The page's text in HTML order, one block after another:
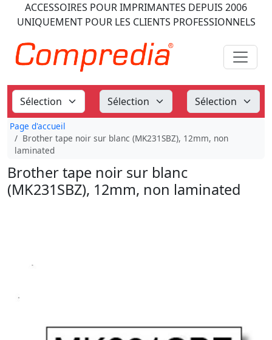
ACCESSOIRES POUR IMPRIMANTES DEPUIS 2006
UNIQUEMENT POUR LES CLIENTS PROFESSIONNELS
Page d'accueil
Brother tape noir sur blanc (MK231SBZ), 12mm, non
laminated
Brother tape noir sur blanc
(MK231SBZ), 12mm, non laminated